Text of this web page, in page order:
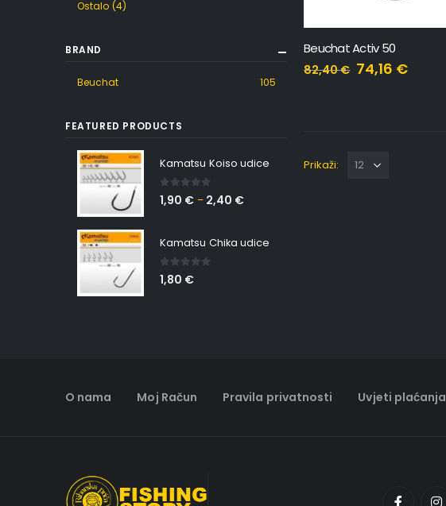
Beuchat Activ 50
82,40€ 74,16 €
Prikaži:
Ostalo (4)
BRAND
Beuchat 105
FEATURED PRODUCTS
Kamatsu Koiso udice
0 out of 5
1,90 € – 2,40 €
Kamatsu Chika udice
0 out of 5
1,80 €
O nama Moj Račun Pravila privatnosti Uvjeti plaćanja